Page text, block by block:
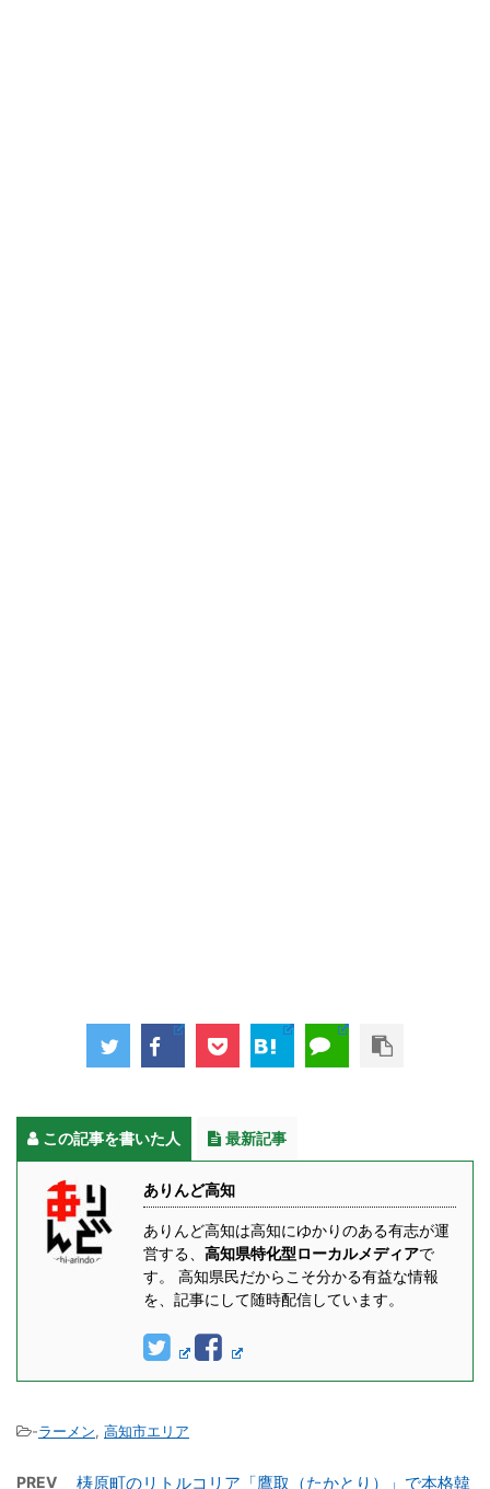
この記事を書いた人 最新記事
ありんど高知
ありんど高知は高知にゆかりのある有志が運
営する、 高知県特化型ローカルメディアで
す。 高知県民だからこそ分かる有益な情報
を、記事にして随時配信しています。
-ラーメン, 高知市エリア
PREV
梼原町のリトルコリア「鷹取（たかとり）」で本格韓